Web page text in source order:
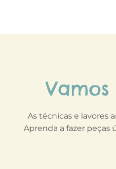
As técnicas e lavores
Aprenda a fazer peças